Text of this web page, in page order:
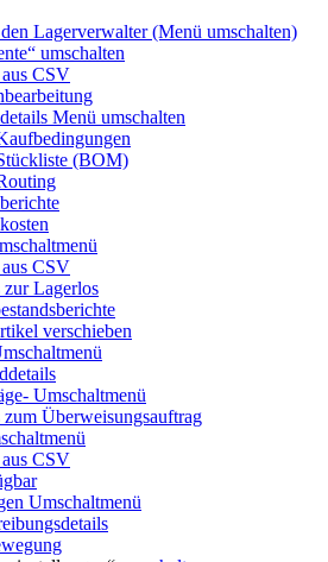
Lagerverwalter(Menü umschalten)
umschalten
CSV
Menü umschalten
(BOM)
CSV
zur Lagerlos
verschieben
Umschaltmenü
zum Überweisungsauftrag
CSV
Umschaltmenü